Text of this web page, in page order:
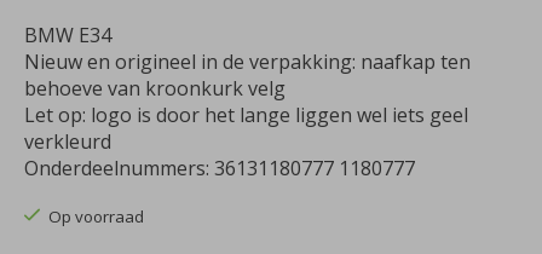
BMW E34
Nieuw en origineel in de verpakking: naafkap ten
behoeve van kroonkurk velg
Let op: logo is door het lange liggen wel iets geel
verkleurd
Onderdeelnummers: 36131180777 1180777
Op voorraad